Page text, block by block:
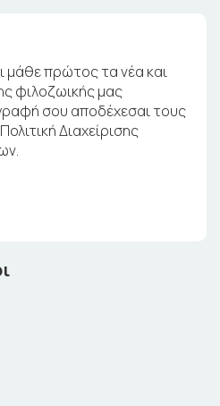
μάθε πρώτος τα νέα και
φιλοζωικής μας
σου αποδέχεσαι τους
Διαχείρισης